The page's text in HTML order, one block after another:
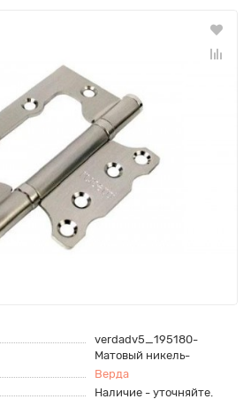
verdadv5_195180-
Матовый никель-
Верда
Наличие - уточняйте.